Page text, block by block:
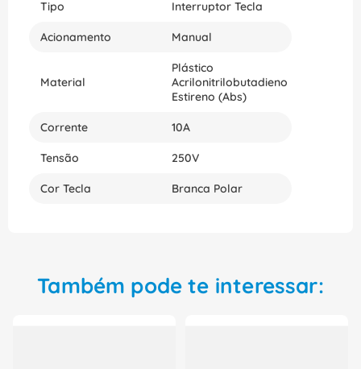
Tipo Interruptor Tecla
Acionamento Manual
Material
Plástico
Acrilonitrilobutadieno
Estireno (Abs)
Corrente 10A
Tensão 250V
Cor Tecla Branca Polar
Também pode te interessar: